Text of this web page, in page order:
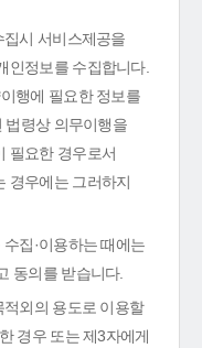
시 서비스제공을
인정보를 수집합니다.
행에 필요한 정보를
법령상 의무이행을
필요한 경우로서
경우에는 그러하지
집·이용하는 때에는
동의를 받습니다.
외의 용도로 이용할
경우 또는 제3자에게